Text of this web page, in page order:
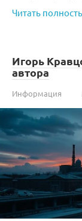
Читать
Игорь
автора
Информация